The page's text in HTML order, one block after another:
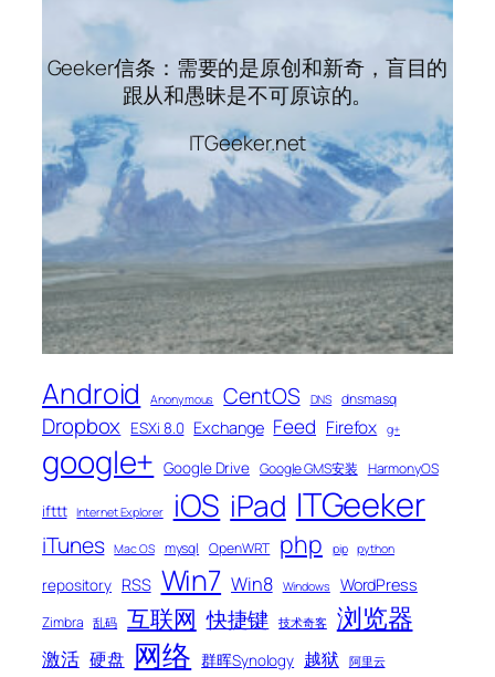
Geeker信条：需要的是原创和新奇，盲目的
跟从和愚昧是不可原谅的。
ITGeeker.net
Android Anonymous CentOS DNS dnsmasq
Dropbox ESXi 8.0 Exchange Feed Firefox g+
google+ Google Drive Google GMS安装 HarmonyOS
ifttt Internet Explorer iOS iPad ITGeeker
iTunes Mac OS mysql OpenWRT php pip python
repository RSS Win7 Win8 Windows WordPress
Zimbra 乱码 互联网 快捷键 技术奇客 浏览器
激活 硬盘 网络 群晖Synology 越狱 阿里云